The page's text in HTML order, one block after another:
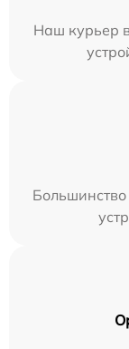
Наш курьер